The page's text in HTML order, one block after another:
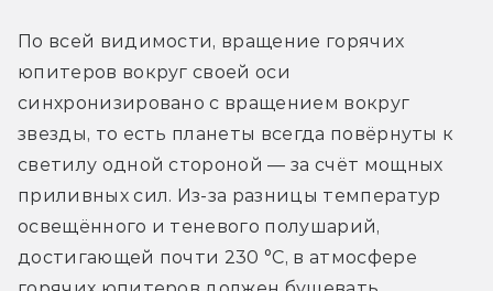
По всей видимости, вращение горячих
юпитеров вокруг своей оси
синхронизировано с вращением вокруг
звезды, то есть планеты всегда повёрнуты к
светилу одной стороной — за счёт мощных
приливных сил. Из-за разницы температур
освещённого и теневого полушарий,
достигающей почти 230 °C, в атмосфере